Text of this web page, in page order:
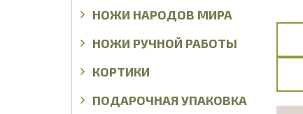
НОЖИ НАРОДОВ МИРА
НОЖИ РУЧНОЙ РАБОТЫ
КОРТИКИ
ПОДАРОЧНАЯ УПАКОВКА